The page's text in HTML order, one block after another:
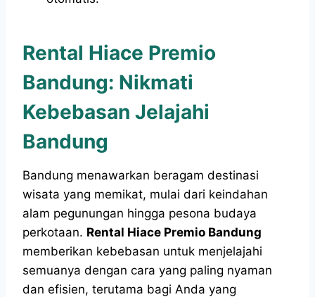
Rental Hiace Premio
Bandung: Nikmati
Kebebasan Jelajahi
Bandung
Bandung menawarkan beragam destinasi
wisata yang memikat, mulai dari keindahan
alam pegunungan hingga pesona budaya
perkotaan. Rental Hiace Premio Bandung
memberikan kebebasan untuk menjelajahi
semuanya dengan cara yang paling nyaman
dan efisien, terutama bagi Anda yang